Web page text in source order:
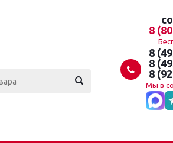
8
8
8
8
Мы в